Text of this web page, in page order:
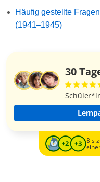
Häufig gestellte
(1941–1945)
30
Bis